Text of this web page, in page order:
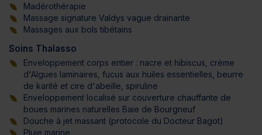
Madérothérapie
Massage signature Valdys vague drainante
Massages aux bols tibétains
Soins Thalasso
Enveloppement corps entier : nacre et hibiscus, crème
d'Algues laminaires, fucus aux huiles essentielles, beurre
de karité et cire d'abeille, spiruline
Enveloppement localisé sur couverture chauffante de
boues marines naturelles Baie de Bourgneuf
Douche à jet massant (protocole du Docteur Bagot)
Pluie marine